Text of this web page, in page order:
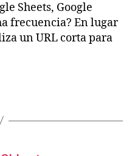
Sheets, Google
frecuencia? En lugar
un URL corta para